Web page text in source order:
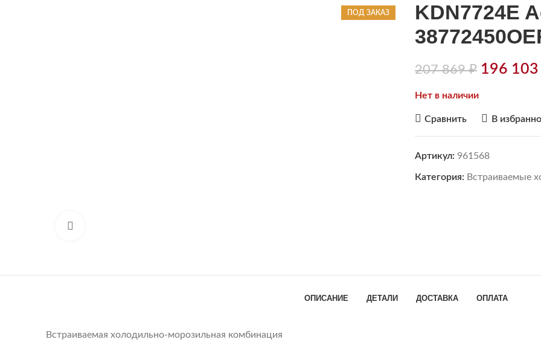
ПОД ЗАКАЗ
KDN7724E
207 869₽ 196 103
Нет в наличии
Сравнить В
Артикул: 961568
Категория: Встраиваемые
ОПИСАНИЕ ДЕТАЛИ ДОСТАВКА ОПЛАТА
Встраиваемая холодильно-морозильная комбинация